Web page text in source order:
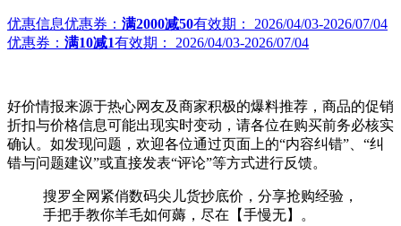
优惠信息优惠券： 满2000减50有效期：
2026/04/03-2026/07/04
优惠券： 满10减1有效期： 2026/04/03-2026/07/04
好价情报来源于热心网友及商家积极的爆料推荐，商品的促销
折扣与价格信息可能出现实时变动，请各位在购买前务必核实
确认。如发现问题，欢迎各位通过页面上的“内容纠错”、“纠
错与问题建议”或直接发表“评论”等方式进行反馈。
搜罗全网紧俏数码尖儿货抄底价，分享抢购经验，
手把手教你羊毛如何薅，尽在【手慢无】。